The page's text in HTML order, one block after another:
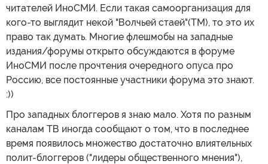
читателей ИноСМИ. Если такая самоорганизация для
кого-то выглядит некой "Волчьей стаей"(ТМ), то это их
право так думать. Многие флешмобы на западные
издания/форумы открыто обсуждаются в форуме
ИноСМИ после прочтения очередного опуса про
Россию, все постоянные участники форума это знают.
:))
Про западных блоггеров я знаю мало. Хотя по разным
каналам ТВ иногда сообщают о том, что в последнее
время появилось множество достаточно влиятельных
полит-блоггеров ("лидеры общественного мнения"),